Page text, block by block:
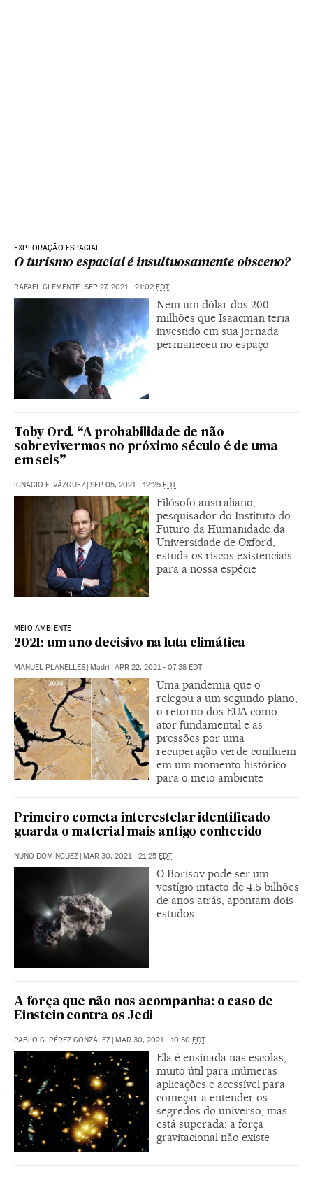
EXPLORAÇÃO ESPACIAL
O turismo espacial é insultuosamente obsceno?
RAFAEL CLEMENTE SEP 27, 2021 - 21:02 EDT
Nem um dólar dos 200
milhões que Isaacman teria
investido em sua jornada
permaneceu no espaço
Toby Ord. “A probabilidade de não
sobrevivermos no próximo século é de uma
em seis”
IGNACIO F. VÁZQUEZ SEP 05, 2021 - 12:25 EDT
Filósofo australiano,
pesquisador do Instituto do
Futuro da Humanidade da
Universidade de Oxford,
estuda os riscos existenciais
para a nossa espécie
MEIO AMBIENTE
2021: um ano decisivo na luta climática
MANUEL PLANELLES | Madri | APR 22, 2021 - 07:38 EDT
Uma pandemia que o
relegou a um segundo plano,
o retorno dos EUA como
ator fundamental e as
pressões por uma
recuperação verde confluem
em um momento histórico
para o meio ambiente
Primeiro cometa interestelar identificado
guarda o material mais antigo conhecido
NUÑO DOMÍNGUEZ | MAR 30, 2021 - 21:25 EDT
O Borisov pode ser um
vestígio intacto de 4,5 bilhões
de anos atrás, apontam dois
estudos
A força que não nos acompanha: o caso de
Einstein contra os Jedi
PABLO G. PÉREZ GONZÁLEZ | MAR 30, 2021 - 10:30 EDT
Ela é ensinada nas escolas,
muito útil para inúmeras
aplicações e acessível para
começar a entender os
segredos do universo, mas
está superada: a força
gravitacional não existe